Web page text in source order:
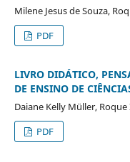
Milene Jesus de Souza,
PDF
LIVRO DIDÁTICO,
DE ENSINO DE
Daiane Kelly Müller,
PDF